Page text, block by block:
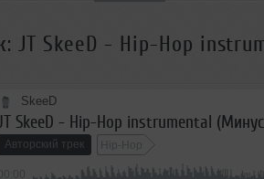
JT SkeeD - Hip-Hop
SkeeD
SkeeD - Hip-Hop instrumental
Авторский трек Hip-Hop